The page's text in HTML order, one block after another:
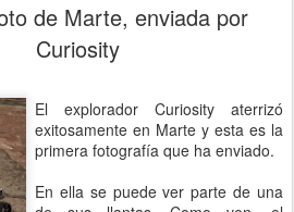
de Marte, enviada por
Curiosity
El explorador Curiosity aterrizó
exitosamente en Marte y esta es la
primera fotografía que ha enviado.
En ella se puede ver parte de una